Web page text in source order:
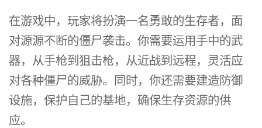
在游戏中，玩家将扮演一名勇敢的生存者，面
对源源不断的僵尸袭击。你需要运用手中的武
器，从手枪到狙击枪，从近战到远程，灵活应
对各种僵尸的威胁。同时，你还需要建造防御
设施，保护自己的基地，确保生存资源的供
应。